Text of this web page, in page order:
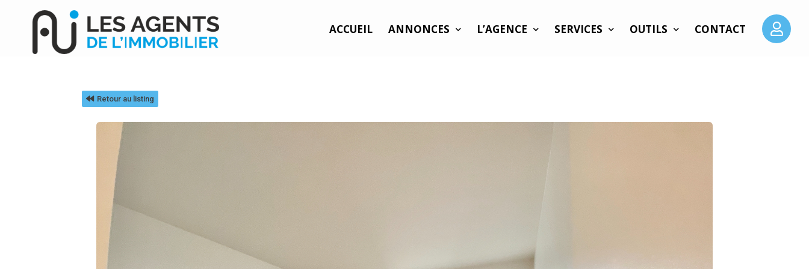
ACCUEIL ANNONCES L’AGENCE SERVICES OUTILS CONTACT
Retour au listing